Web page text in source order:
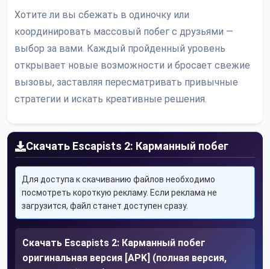
Хотите ли вы сбежать в одиночку или
координировать массовый побег с друзьями —
выбор за вами. Каждый пройденный уровень
открывает новые возможности и бросает свежие
вызовы, заставляя пересматривать привычные
стратегии и искать креативные решения.
Скачать Escapists 2: Карманный побег
Для доступа к скачиванию файлов необходимо
посмотреть короткую рекламу. Если реклама не
загрузится, файл станет доступен сразу.
Скачать Escapists 2: Карманный побег
оригинальная версия [APK] (полная версия,